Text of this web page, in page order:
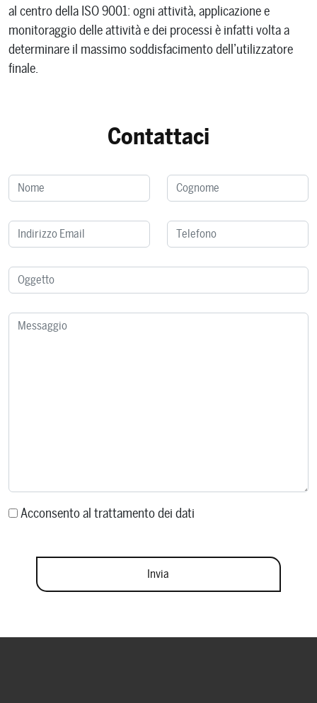
al centro della ISO 9001: ogni attività, applicazione e
monitoraggio delle attività e dei processi è infatti volta a
determinare il massimo soddisfacimento dell’utilizzatore
finale.
Contattaci
Acconsento al trattamento dei dati